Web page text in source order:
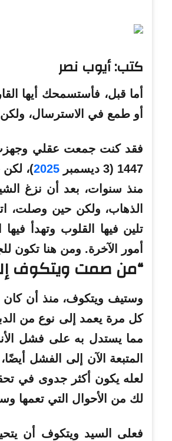
كتب: أيوب نصر
أما قبل، فأستسمحك أيها
أو طمع في الاسترسال،
1447 (3 ديسمبر
2025)، لكن
منذ سنوات، بعد أن نزغ
الذهاب، ولكن حين وصلت،
تلين فيها القلوب وتهدأ
أمور الآخرة. ومن هنا تكون
“من صمت ويتكوف
وستيف ويتكوف، منذ أن كان
كل مرة يعمد إلى نوع من
مما يستدل به على فشل
المتبعة الآن إلى الفشل
لعله يكون أكثر جدوى في
لك من الأحوال التي تعمها
فعلى السيد ويتكوف أن